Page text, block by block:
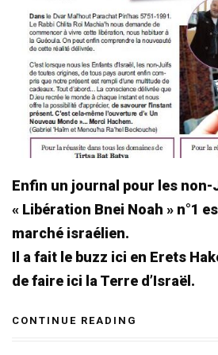
Enfin un journal pour les
« Libération Bnei Noah » n°1
marché israélien.
Il a fait le buzz ici en Erets
de faire ici la Terre d’Israël.
CONTINUE READING